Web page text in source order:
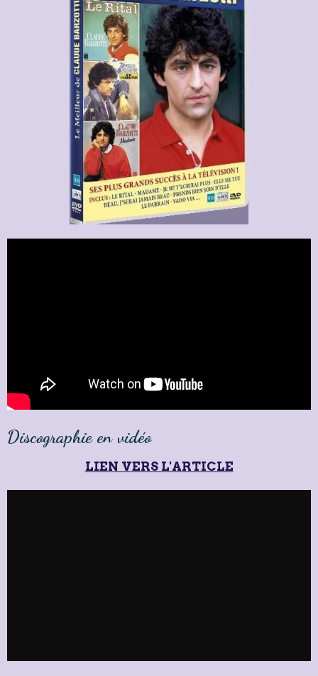
Discographie en vidéo
LIEN VERS L'ARTICLE